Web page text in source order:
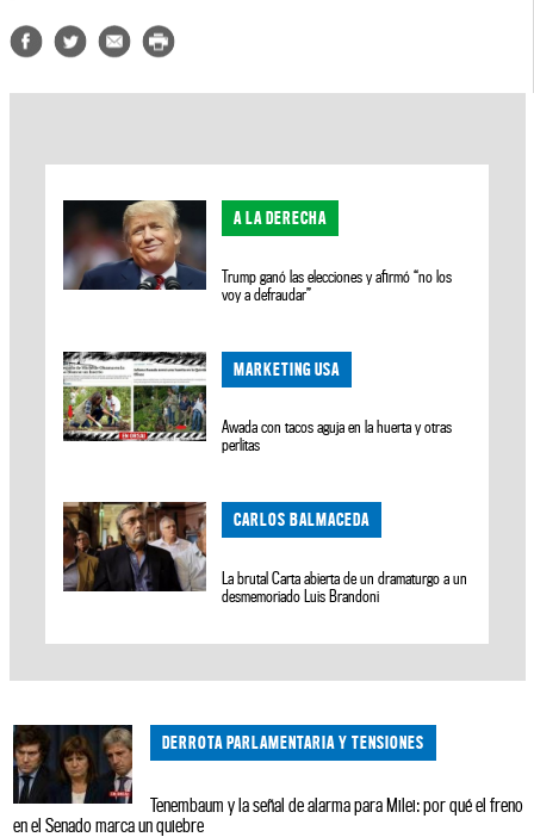
A LA DERECHA
Trump ganó las elecciones y afirmó “no los
voy a defraudar”
MARKETING USA
Awada con tacos aguja en la huerta y otras
perlitas
CARLOS BALMACEDA
La brutal Carta abierta de un dramaturgo a un
desmemoriado Luis Brandoni
DERROTA PARLAMENTARIA Y TENSIONES
Tenembaum y la señal de alarma para Milei: por qué el freno
en el Senado marca un quiebre